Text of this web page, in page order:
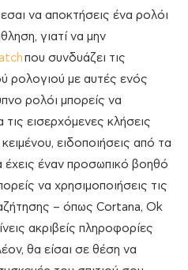
να αποκτήσεις ένα ρολόι
γιατί να μην
που συνδυάζει τις
ρολογιού με αυτές ενός
ρολόι μπορείς να
τις εισερχόμενες κλήσεις
ειδοποιήσεις από τα
έχεις έναν προσωπικό βοηθό
να χρησιμοποιήσεις τις
– όπως Cortana, Ok
ακριβείς πληροφορίες
θα είσαι σε θέση να